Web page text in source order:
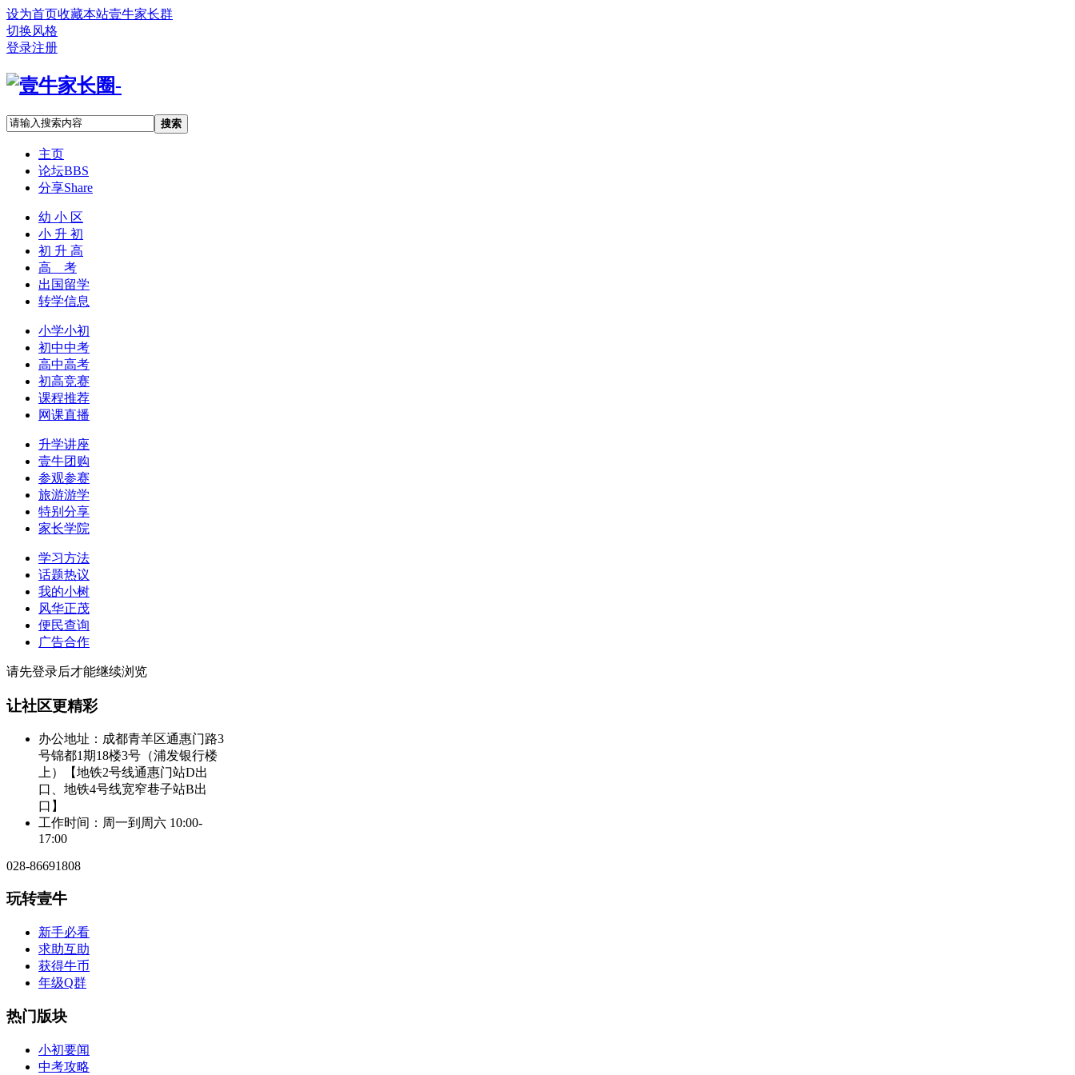
设为首页收藏本站壹牛家长群
切换风格
登录注册
搜索
主页
论坛BBS
分享Share
幼 小 区
小 升 初
初 升 高
高 考
出国留学
转学信息
小学小初
初中中考
高中高考
初高竞赛
课程推荐
网课直播
升学讲座
壹牛团购
参观参赛
旅游游学
特别分享
家长学院
学习方法
话题热议
我的小树
风华正茂
便民查询
广告合作
请先登录后才能继续浏览
让社区更精彩
办公地址：成都青羊区通惠门路3
号锦都1期18楼3号（浦发银行楼
上）【地铁2号线通惠门站D出
口、地铁4号线宽窄巷子站B出
口】
工作时间：周一到周六 10:00-
17:00
028-86691808
玩转壹牛
新手必看
求助互助
获得牛币
年级Q群
热门版块
小初要闻
中考攻略